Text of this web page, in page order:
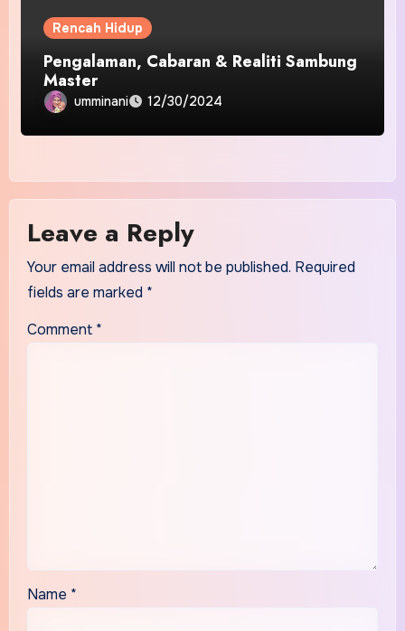
Rencah Hidup
Pengalaman, Cabaran & Realiti Sambung
Master
umminani 12/30/2024
Leave a Reply
Your email address will not be published. Required
fields are marked *
Comment *
Name *